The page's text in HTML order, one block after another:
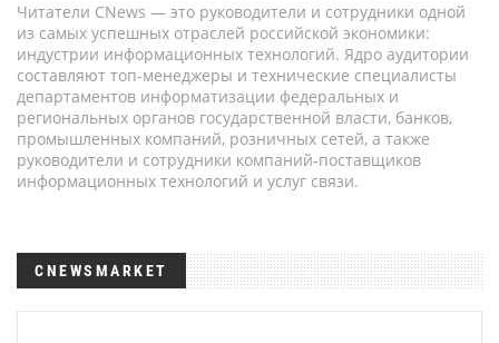
Читатели CNews — это руководители и сотрудники одной
из самых успешных отраслей российской экономики:
индустрии информационных технологий. Ядро аудитории
составляют топ-менеджеры и технические специалисты
департаментов информатизации федеральных и
региональных органов государственной власти, банков,
промышленных компаний, розничных сетей, а также
руководители и сотрудники компаний-поставщиков
информационных технологий и услуг связи.
CNEWSMARKET